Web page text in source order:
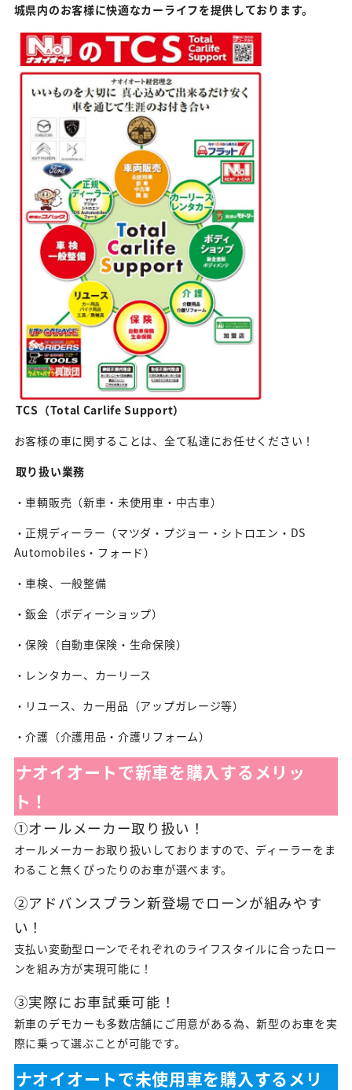
城県内のお客様に快適なカーライフを提供しております。
TCS（Total Carlife Support）
お客様の車に関することは、全て私達にお任せください！
取り扱い業務
・車輌販売（新車・未使用車・中古車）
・正規ディーラー（マツダ・プジョー・シトロエン・DS
Automobiles・フォード）
・車検、一般整備
・鈑金（ボディーショップ）
・保険（自動車保険・生命保険）
・レンタカー、カーリース
・リユース、カー用品（アップガレージ等）
・介護（介護用品・介護リフォーム）
ナオイオートで新車を購入するメリッ
ト！
①オールメーカー取り扱い！
オールメーカーお取り扱いしておりますので、ディーラーをま
わること無くぴったりのお車が選べます。
②アドバンスプラン新登場でローンが組みやす
い！
支払い変動型ローンでそれぞれのライフスタイルに合ったロー
ンを組み方が実現可能に！
③実際にお車試乗可能！
新車のデモカーも多数店舗にご用意がある為、新型のお車を実
際に乗って選ぶことが可能です。
ナオイオートで未使用車を購入するメリ